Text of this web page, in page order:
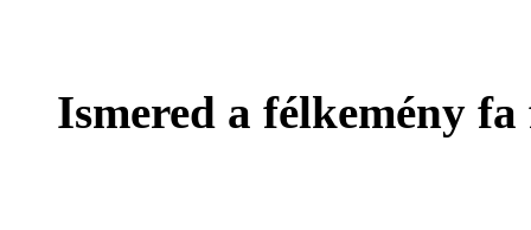
Ismered a félkemény